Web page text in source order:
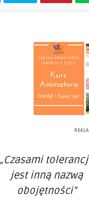
„Czasami
jest inną nazwą
obojętności”